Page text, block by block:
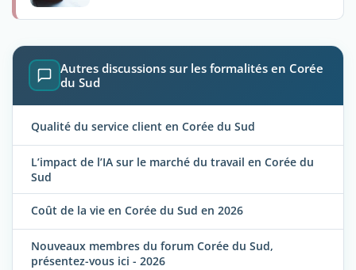
Autres discussions sur les formalités en Corée
du Sud
Qualité du service client en Corée du Sud
L’impact de l’IA sur le marché du travail en Corée du
Sud
Coût de la vie en Corée du Sud en 2026
Nouveaux membres du forum Corée du Sud,
présentez-vous ici - 2026